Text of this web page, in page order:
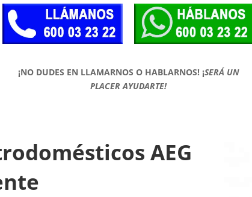
¡NO DUDES EN LLAMARNOS O HABLARNOS! ¡SERÁ UN
PLACER AYUDARTE!
AEG